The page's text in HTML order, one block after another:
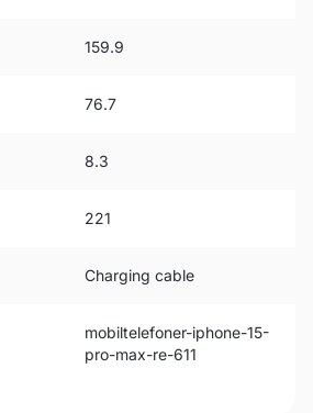
159.9
76.7
8.3
221
Charging cable
mobiltelefoner-iphone-15-
pro-max-re-611